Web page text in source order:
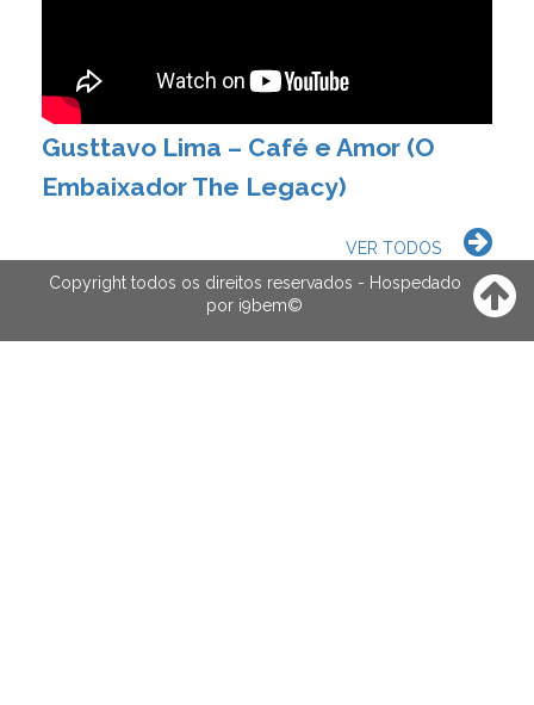
Gusttavo Lima – Café e Amor (O
Embaixador The Legacy)
VER TODOS
Copyright todos os direitos reservados - Hospedado
por i9bem©